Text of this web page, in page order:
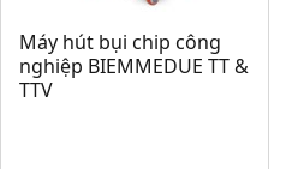
Máy hút bụi chip công
nghiệp BIEMMEDUE TT &
TTV